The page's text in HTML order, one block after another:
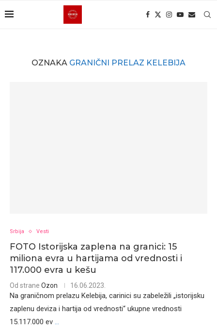
OZNAKA GRANIČNI PRELAZ KELEBIJA
Srbija Vesti
FOTO Istorijska zaplena na granici: 15
miliona evra u hartijama od vrednosti i
117.000 evra u kešu
Od strane Ozon 16.06.2023.
Na graničnom prelazu Kelebija, carinici su zabeležili „istorijsku
zaplenu deviza i hartija od vrednosti“ ukupne vrednosti
15.117.000 ev ...